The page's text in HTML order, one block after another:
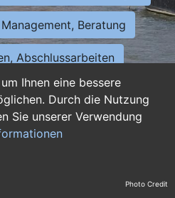
Ihnen eine bessere
Durch die Nutzung
Sie unserer Verwendung
Management, Beratung
Abschlussarbeiten
Sekretariat
Nebenjobs
duale Ausbildung Photo Credit